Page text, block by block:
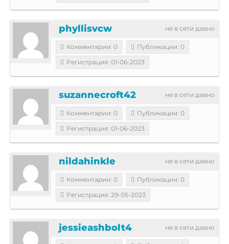
не в сети давно
phyllisvcw
Комментарии: 0
Публикации: 0
Регистрация: 01-06-2023
не в сети давно
suzannecroft42
Комментарии: 0
Публикации: 0
Регистрация: 01-06-2023
не в сети давно
nildahinkle
Комментарии: 0
Публикации: 0
Регистрация: 29-05-2023
не в сети давно
jessieashbolt4